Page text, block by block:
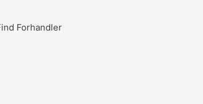
Forhandler